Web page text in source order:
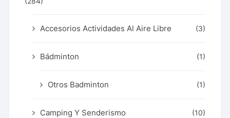
Accesorios Actividades Al Aire Libre (3)
Bádminton (1)
Otros Badminton (1)
Camping Y Senderismo (10)